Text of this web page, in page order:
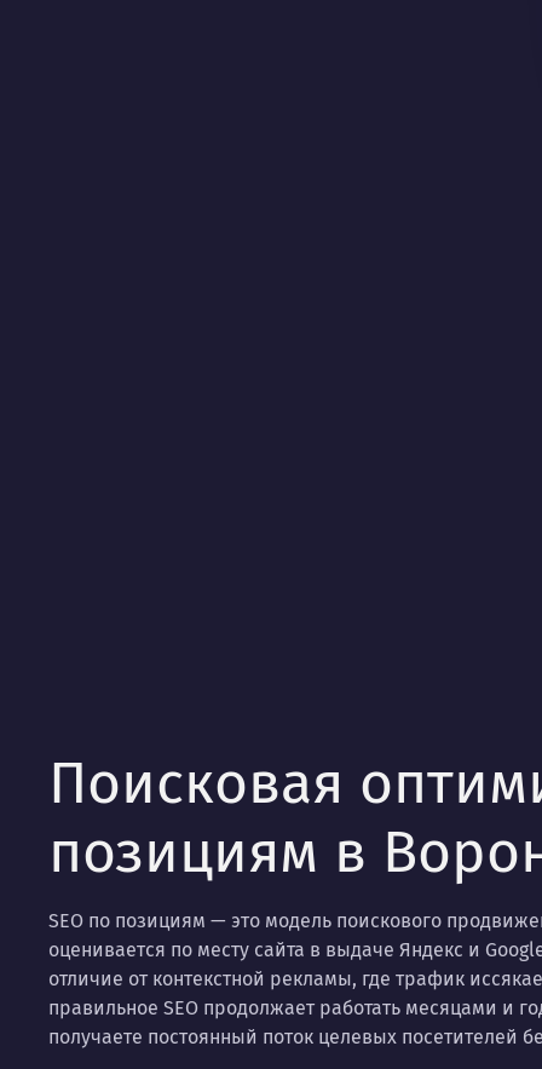
Поисковая
позициям в
SEO по позициям — это модель поискового
оценивается по месту сайта в выдаче Яндекс и
отличие от контекстной рекламы, где трафик
правильное SEO продолжает работать месяцами и
получаете постоянный поток целевых посетителей